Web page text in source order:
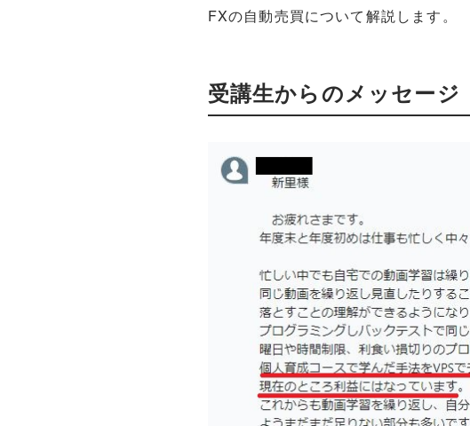
FXの自動売買について解説します。
受講生からのメッセージ